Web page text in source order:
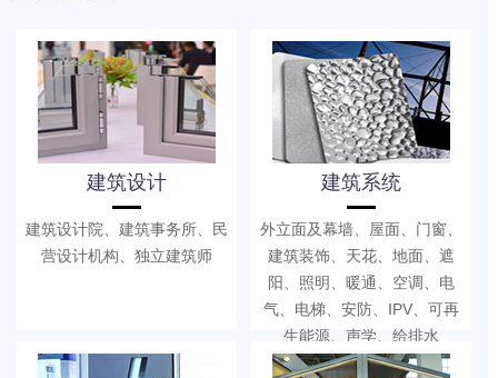
建筑设计
建筑设计院、建筑事务所、民
营设计机构、独立建筑师
建筑系统
外立面及幕墙、屋面、门窗、
建筑装饰、天花、地面、遮
阳、照明、暖通、空调、电
气、电梯、安防、IPV、可再
生能源、声学、给排水